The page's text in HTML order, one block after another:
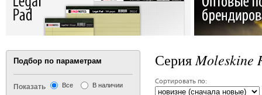
СерияMoleskine
Сортировать по:
Подбор по параметрам
Показать Все В наличии